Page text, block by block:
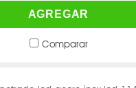
AGREGAR
Comparar